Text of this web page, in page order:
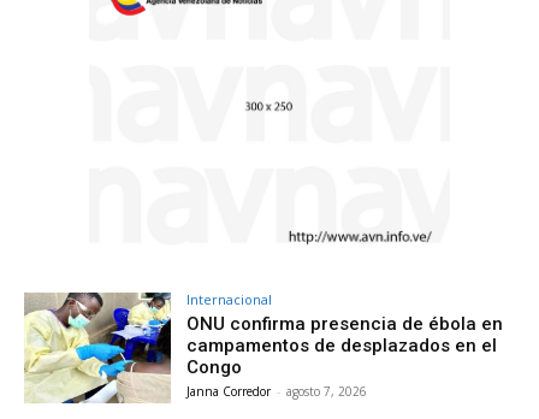
Internacional
ONU confirma presencia de ébola en
campamentos de desplazados en el
Congo
Janna Corredor - agosto 7, 2026